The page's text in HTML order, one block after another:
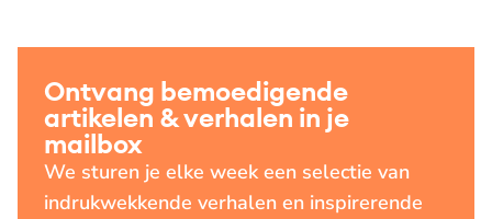
Ontvang bemoedigende
artikelen & verhalen in je
mailbox
We sturen je elke week een selectie van
indrukwekkende verhalen en inspirerende